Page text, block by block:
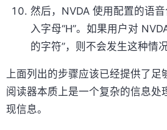
然后，NVDA 使用配置的语
入字母“H”。如果用户对
的字符”，则不会发生这种情
上面列出的步骤应该已经提供了足
阅读器本质上是一个复杂的信息处
现信息。